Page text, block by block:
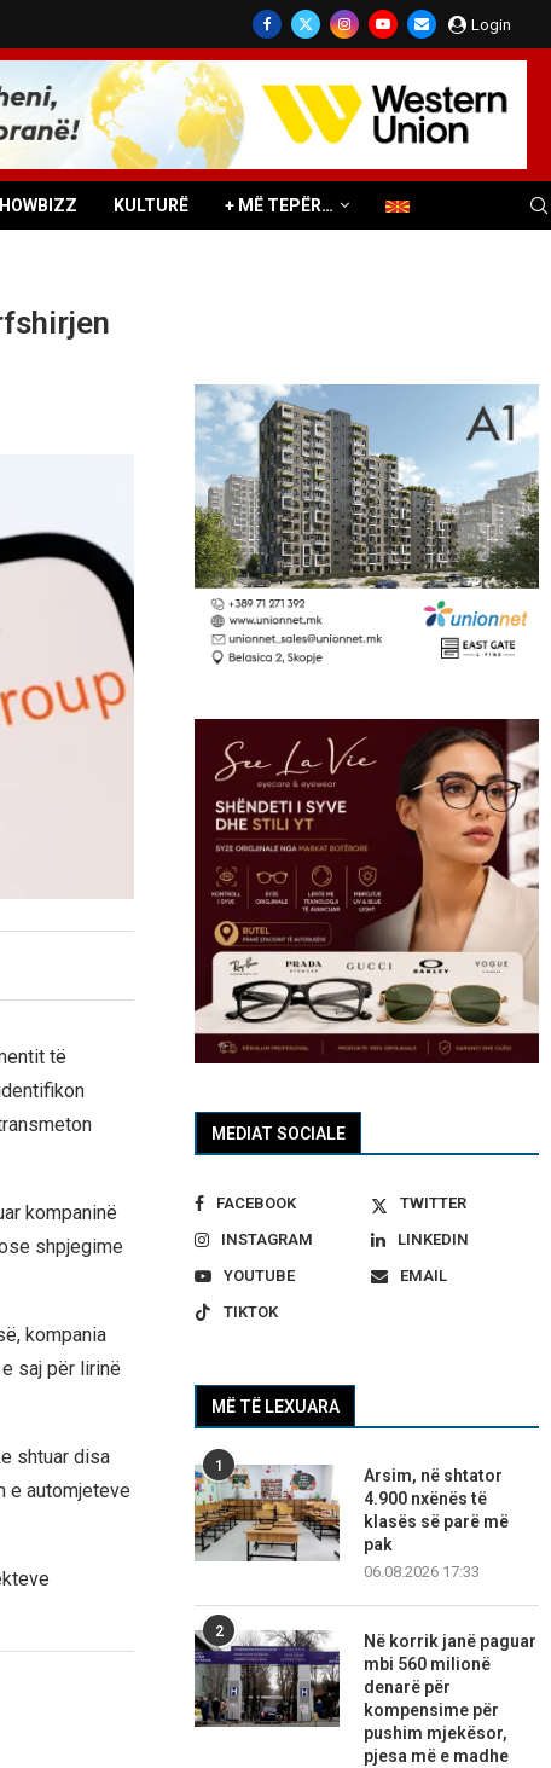
Login
KULTURË + MË TEPËR…
të
kompaninë
shpjegime
kompania
saj për lirinë
shtuar disa
e automjeteve
MEDIAT SOCIALE
FACEBOOK
TWITTER
INSTAGRAM
LINKEDIN
YOUTUBE
EMAIL
TIKTOK
MË TË LEXUARA
1
Arsim, në shtator
4.900 nxënës të
klasës së parë më
pak
06.08.2026 17:33
2
Në korrik janë paguar
mbi 560 milionë
denarë për
kompensime për
pushim mjekësor,
pjesa më e madhe